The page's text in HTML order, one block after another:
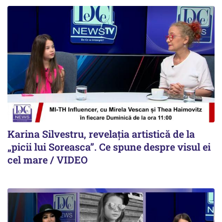
Karina Silvestru, revelația artistică de la
„picii lui Soreasca”. Ce spune despre visul ei
cel mare / VIDEO